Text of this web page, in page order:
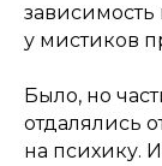
у мистиков
Было, но
отдалялись
на психику.